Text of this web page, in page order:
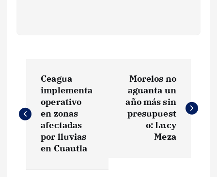
v
Ceagua
implementa
operativo
en zonas
afectadas
por lluvias
en Cuautla
Morelos no
aguanta un
año más sin
presupuest
o: Lucy
Meza